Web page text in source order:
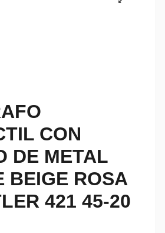
CON
DE METAL
BEIGE ROSA
421 45-20